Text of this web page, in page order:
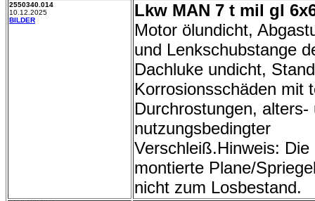
2550340.014
10.12.2025
BILDER
Lkw MAN 7 t mil gl
Motor ölundicht,
und Lenkschubstange
Dachluke undicht,
Korrosionsschäden mit
Durchrostungen, alters-
nutzungsbedingter
Verschleiß.Hinweis: Die
montierte Plane/
nicht zum Losbestand.